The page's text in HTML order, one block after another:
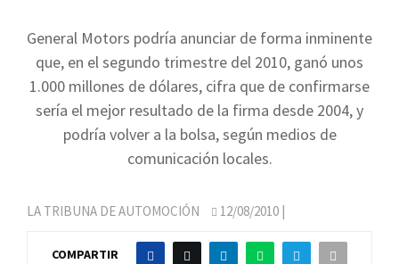
General Motors podría anunciar de forma inminente
que, en el segundo trimestre del 2010, ganó unos
1.000 millones de dólares, cifra que de confirmarse
sería el mejor resultado de la firma desde 2004, y
podría volver a la bolsa, según medios de
comunicación locales.
LA TRIBUNA DE AUTOMOCIÓN 12/08/2010 |
COMPARTIR